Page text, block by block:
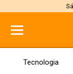
Tecnologia